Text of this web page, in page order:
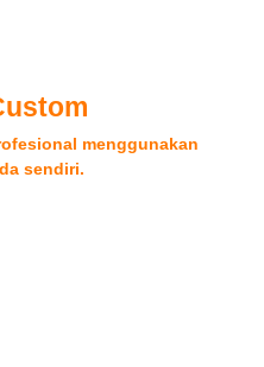
menggunakan
sendiri.